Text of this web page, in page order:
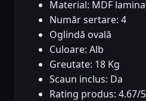
Material: MDF
Număr sertare: 4
Oglindă ovală
Culoare: Alb
Greutate: 18 Kg
Scaun inclus: Da
Rating produs: 4.67/